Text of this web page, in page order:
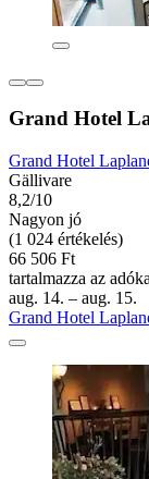
Grand Hotel
Grand Hotel
Gällivare
8,2/10
Nagyon jó
(1 024 értékelés)
66 506 Ft
tartalmazza az
aug. 14. – aug. 15.
Grand Hotel